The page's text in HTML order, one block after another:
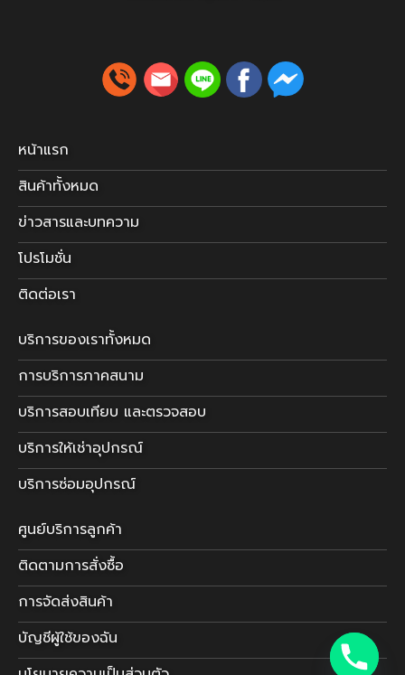
หน้าแรก
สินค้าทั้งหมด
ข่าวสารและบทความ
โปรโมชั่น
ติดต่อเรา
บริการของเราทั้งหมด
การบริการภาคสนาม
บริการสอบเทียบ และตรวจสอบ
บริการให้เช่าอุปกรณ์
บริการซ่อมอุปกรณ์
ศูนย์บริการลูกค้า
ติดตามการสั่งซื้อ
การจัดส่งสินค้า
บัญชีผู้ใช้ของฉัน